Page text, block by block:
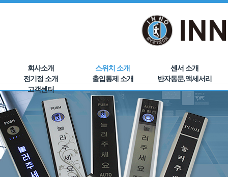
회사소개 스위치 소개
센서 소개
전기정 소개
출입통제 소개
반자동문,액세서리
고객센터